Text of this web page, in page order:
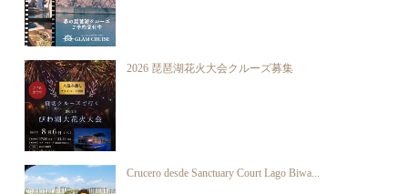
2026 琵琶湖花火大会クルーズ募集
Crucero desde Sanctuary Court Lago Biwa...